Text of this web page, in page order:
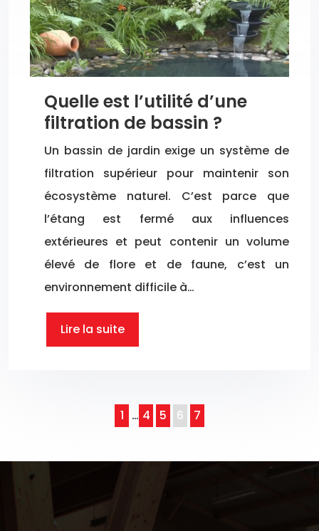
Quelle est l’utilité d’une
filtration de bassin ?
Un bassin de jardin exige un système de
filtration supérieur pour maintenir son
écosystème naturel. C’est parce que
l’étang est fermé aux influences
extérieures et peut contenir un volume
élevé de flore et de faune, c’est un
environnement difficile à…
Lire la suite
1 … 4 5 6 7